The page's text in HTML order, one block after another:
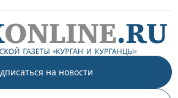
на новости